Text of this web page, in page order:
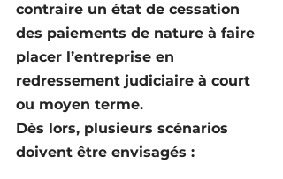
contraire un état de cessation
des paiements de nature à faire
placer l’entreprise en
redressement judiciaire à court
ou moyen terme.
Dès lors, plusieurs scénarios
doivent être envisagés :